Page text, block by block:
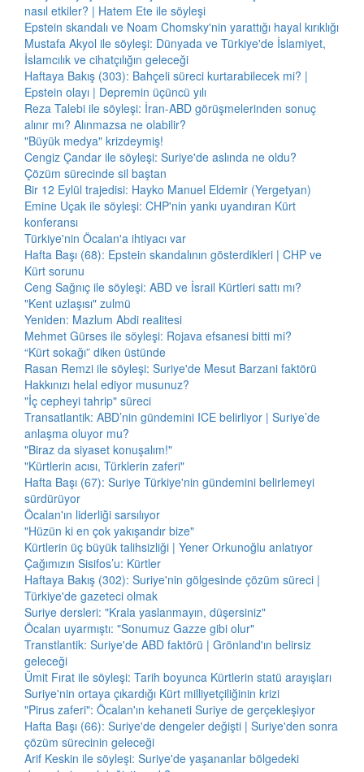
nasıl etkiler? | Hatem Ete ile söyleşi
Epstein skandalı ve Noam Chomsky'nin yarattığı hayal kırıklığı
Mustafa Akyol ile söyleşi: Dünyada ve Türkiye'de İslamiyet,
İslamcılık ve cihatçılığın geleceği
Haftaya Bakış (303): Bahçeli süreci kurtarabilecek mi? |
Epstein olayı | Depremin üçüncü yılı
Reza Talebi ile söyleşi: İran-ABD görüşmelerinden sonuç
alınır mı? Alınmazsa ne olabilir?
"Büyük medya" krizdeymiş!
Cengiz Çandar ile söyleşi: Suriye'de aslında ne oldu?
Çözüm sürecinde sil baştan
Bir 12 Eylül trajedisi: Hayko Manuel Eldemir (Yergetyan)
Emine Uçak ile söyleşi: CHP'nin yankı uyandıran Kürt
konferansı
Türkiye'nin Öcalan'a ihtiyacı var
Hafta Başı (68): Epstein skandalının gösterdikleri | CHP ve
Kürt sorunu
Ceng Sağnıç ile söyleşi: ABD ve İsrail Kürtleri sattı mı?
"Kent uzlaşısı" zulmü
Yeniden: Mazlum Abdi realitesi
Mehmet Gürses ile söyleşi: Rojava efsanesi bitti mi?
“Kürt sokağı” diken üstünde
Rasan Remzi ile söyleşi: Suriye'de Mesut Barzani faktörü
Hakkınızı helal ediyor musunuz?
"İç cepheyi tahrip" süreci
Transatlantik: ABD’nin gündemini ICE belirliyor | Suriye’de
anlaşma oluyor mu?
"Biraz da siyaset konuşalım!"
"Kürtlerin acısı, Türklerin zaferi"
Hafta Başı (67): Suriye Türkiye'nin gündemini belirlemeyi
sürdürüyor
Öcalan'ın liderliği sarsılıyor
"Hüzün ki en çok yakışandır bize"
Kürtlerin üç büyük talihsizliği | Yener Orkunoğlu anlatıyor
Çağımızın Sisifos’u: Kürtler
Haftaya Bakış (302): Suriye'nin gölgesinde çözüm süreci |
Türkiye'de gazeteci olmak
Suriye dersleri: "Krala yaslanmayın, düşersiniz"
Öcalan uyarmıştı: "Sonumuz Gazze gibi olur"
Transtlantik: Suriye'de ABD faktörü | Grönland'ın belirsiz
geleceği
Ümit Fırat ile söyleşi: Tarih boyunca Kürtlerin statü arayışları
Suriye'nin ortaya çıkardığı Kürt milliyetçiliğinin krizi
"Pirus zaferi": Öcalan'ın kehaneti Suriye de gerçekleşiyor
Hafta Başı (66): Suriye'de dengeler değişti | Suriye'den sonra
çözüm sürecinin geleceği
Arif Keskin ile söyleşi: Suriye'de yaşananlar bölgedeki